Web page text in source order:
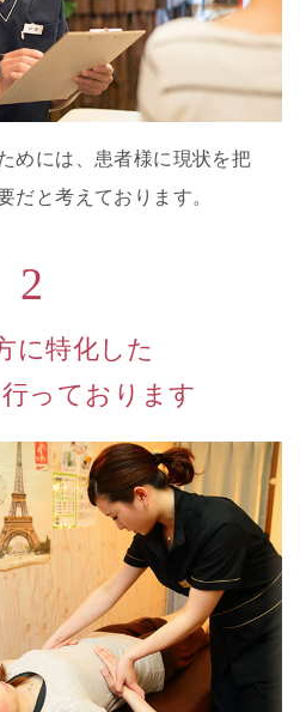
めには、患者様に現状を把
だと考えております。
2
に特化した
っております